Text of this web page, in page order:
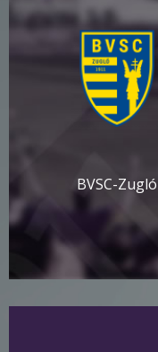
BVSC-Zugló